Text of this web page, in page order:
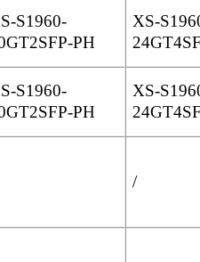
S1960-
PH
XS-
S1960-
PH
XS-
/